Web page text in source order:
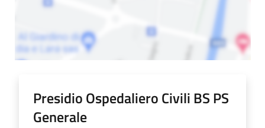
Presidio Ospedaliero Civili BS PS
Generale